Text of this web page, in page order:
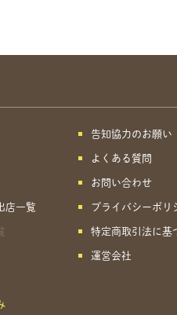
店一覧
告知協力のお願い
よくある質問
お問い合わせ
プライバシーポリ
特定商取引法に基
運営会社